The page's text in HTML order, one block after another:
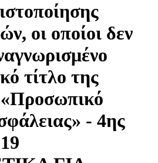
οι οποίοι δεν
τίτλο της
«Προσωπικό
- 4ης